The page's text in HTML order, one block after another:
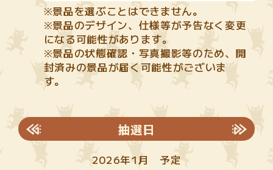
※景品を選ぶことはできません。
※景品のデザイン、仕様等が予告なく変更
になる可能性があります。
※景品の状態確認・写真撮影等のため、開
封済みの景品が届く可能性がございま
す。
抽選日
2026年1月 予定